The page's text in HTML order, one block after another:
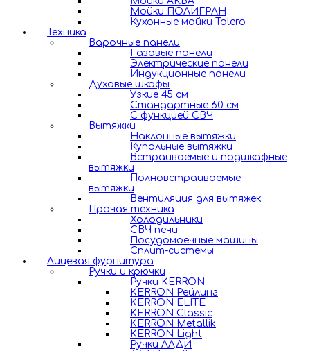
Мойки ПОЛИГРАН
Кухонные мойки Tolero
Техника
Варочные панели
Газовые панели
Электрические панели
Индукционные панели
Духовые шкафы
Узкие 45 см
Стандартные 60 см
С функцией СВЧ
Вытяжки
Наклонные вытяжки
Купольные вытяжки
Встраиваемые и подшкафные
вытяжки
Полновстраиваемые
вытяжки
Вентиляция для вытяжек
Прочая техника
Холодильники
СВЧ печи
Посудомоечные машины
Сплит-системы
Лицевая фурнитура
Ручки и крючки
Ручки KERRON
KERRON Рейлинг
KERRON ELITE
KERRON Classic
KERRON Metallik
KERRON Light
Ручки АЛДИ